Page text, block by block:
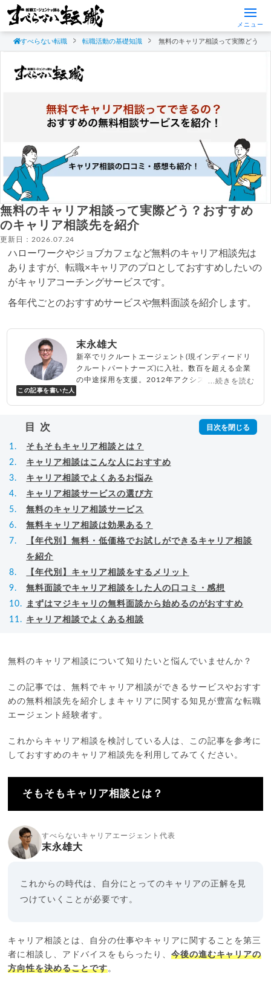
メニュー
すべらない転職 転職活動の基礎知識 無料のキャリア相談って実際どう？
無料のキャリア相談って実際どう？おすすめ
のキャリア相談先を紹介
更新日：2026.07.24
ハローワークやジョブカフェなど無料のキャリア相談先は
ありますが、転職×キャリアのプロとしておすすめしたいの
がキャリアコーチングサービスです。
各年代ごとのおすすめサービスや無料面談を紹介します。
この記事を書いた人
末永雄大
新卒でリクルートエージェント(現インディードリ
クルートパートナーズ)に入社。数百を超える企業
の中途採用を支援。2012年アクシス(株)設立、代
」の総再生回数は2,000
成功する転職面接」「キャリア
ロジック」
▸詳細プロフィール（amazon
...続きを読む
目次
そもそもキャリア相談とは？
キャリア相談はこんな人におすすめ
キャリア相談でよくあるお悩み
キャリア相談サービスの選び方
無料のキャリア相談サービス
無料キャリア相談は効果ある？
【年代別】無料・低価格でお試しができるキャリア相談
を紹介
【年代別】キャリア相談をするメリット
無料面談でキャリア相談をした人の口コミ・感想
まずはマジキャリの無料面談から始めるのがおすすめ
キャリア相談でよくある相談
無料のキャリア相談について知りたいと悩んでいませんか？
この記事では、無料でキャリア相談ができるサービスやおすす
めの無料相談先を紹介しまキャリアに関する知見が豊富な転職
エージェント経験者す。
これからキャリア相談を検討している人は、この記事を参考に
しておすすめのキャリア相談先を利用してみてください。
そもそもキャリア相談とは？
すべらないキャリアエージェント代表
末永雄大
これからの時代は、自分にとってのキャリアの正解を見
つけていくことが必要です。
キャリア相談とは、自分の仕事やキャリアに関することを第三
者に相談し、アドバイスをもらったり、 今後の進むキャリアの
方向性を決めることです。